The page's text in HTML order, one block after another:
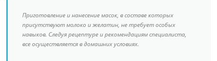
Приготовление и нанесение масок, в составе которых
присутствуют молоко и желатин, не требует особых
навыков. Следуя рецептуре и рекомендациям специалиста,
все осуществляется в домашних условиях.